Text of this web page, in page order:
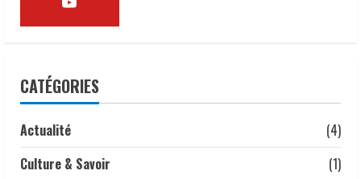
3
𝒏𝒂𝒕𝒊𝒐𝒏𝒂𝒍𝒆.
CATÉGORIES
Actualité
(4)
Culture & Savoir
(1)